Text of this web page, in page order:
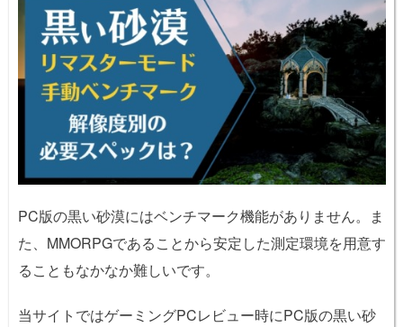
PC版の黒い砂漠にはベンチマーク機能がありません。ま
た、MMORPGであることから安定した測定環境を用意す
ることもなかなか難しいです。
当サイトではゲーミングPCレビュー時にPC版の黒い砂